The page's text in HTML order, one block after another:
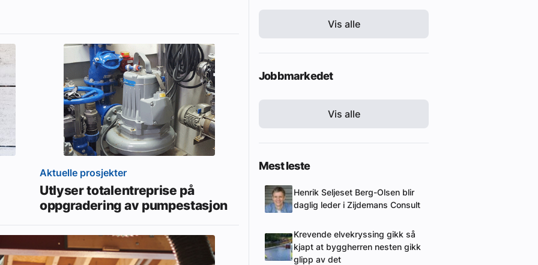
Aktuelle prosjekter
Utlyser totalentreprise på
oppgradering av pumpestasjon
Vis alle
Jobbmarkedet
Vis alle
Mest leste
Henrik Seljeset Berg-Olsen blir
daglig leder i Zijdemans Consult
Krevende elvekryssing gikk så
kjapt at byggherren nesten gikk
glipp av det